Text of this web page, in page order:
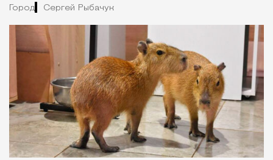
Город Сергей Рыбачук